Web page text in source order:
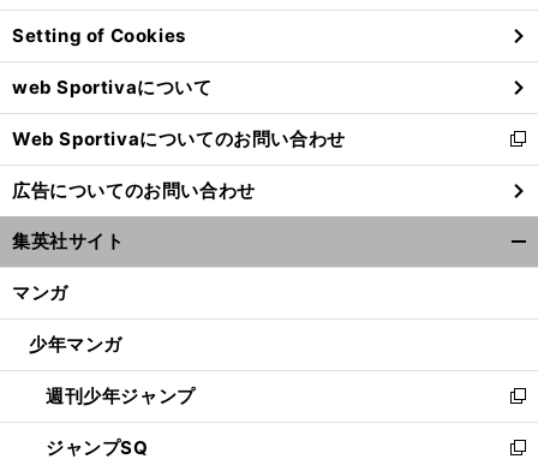
前
へ
ン
ド
ウ
で
開
く
Setting of Cookies
web Sportivaについて
Web Sportivaについてのお問い合わせ
新
し
い
ウ
ィ
ン
ウ
開
く
広告についてのお問い合わせ
集英社サイト
マンガ
少年マンガ
週刊少年ジャンプ
新
し
い
ジャンプSQ
新